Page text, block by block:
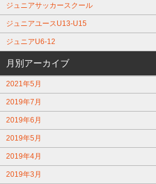
ジュニアサッカースクール
ジュニアユースU13-U15
ジュニアU6-12
月別アーカイブ
2021年5月
2019年7月
2019年6月
2019年5月
2019年4月
2019年3月